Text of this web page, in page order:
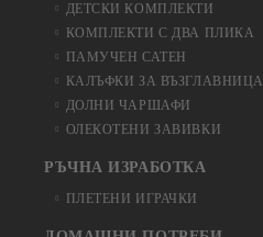
ДЕТСКИ КОМПЛЕКТИ
КОМПЛЕКТИ С ДВА ПЛИКА
ПАМУЧЕН САТЕН
КАЛЪФКИ ЗА ВЪЗГЛАВНИЦА
ДОЛНИ ЧАРШАФИ
ОЛЕКОТЕНИ ЗАВИВКИ
РЪЧНА ИЗРАБОТКА
ПЛЕТЕНИ ИГРАЧКИ